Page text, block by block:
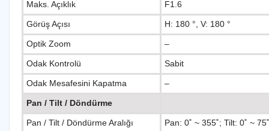
Maks. Açıklık F1.6
Görüş Açısı H: 180 °, V: 180 °
Optik Zoom –
Odak Kontrolü Sabit
Odak Mesafesini Kapatma –
Pan / Tilt / Döndürme
Pan / Tilt / Döndürme Aralığı Pan: 0˚ ~ 355˚; Tilt: 0˚ ~